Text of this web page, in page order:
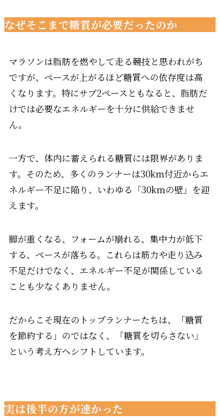
なぜそこまで糖質が必要だったのか
マラソンは脂肪を燃やして走る競技と思われがち
ですが、ペースが上がるほど糖質への依存度は高
くなります。特にサブ2ペースともなると、脂肪だ
けでは必要なエネルギーを十分に供給できませ
ん。
一方で、体内に蓄えられる糖質には限界がありま
す。そのため、多くのランナーは30km付近からエ
ネルギー不足に陥り、いわゆる「30kmの壁」を迎
えます。
脚が重くなる、フォームが崩れる、集中力が低下
する、ペースが落ちる。これらは筋力や走り込み
不足だけでなく、エネルギー不足が関係している
ことも少なくありません。
だからこそ現在のトップランナーたちは、「糖質
を節約する」のではなく、「糖質を切らさない」
という考え方へシフトしています。
実は後半の方が速かった